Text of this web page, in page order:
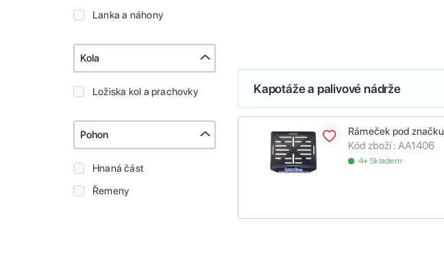
Lanka a náhony
Kola
Ložiska kol a prachovky
Pohon
Hnaná část
Řemeny
Kapotáže a palivové nádrže
Rámeček pod značku
Kód zboží : AA1406
4+ Skladem